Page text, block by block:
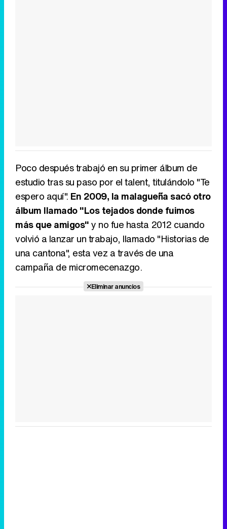
Poco después trabajó en su primer álbum de
estudio tras su paso por el talent, titulándolo "Te
espero aquí". En 2009, la malagueña sacó otro
álbum llamado "Los tejados donde fuimos
más que amigos"y no fue hasta 2012 cuando
volvió a lanzar un trabajo, llamado "Historias de
una cantona", esta vez a través de una
campaña de micromecenazgo.
Eliminar anuncios